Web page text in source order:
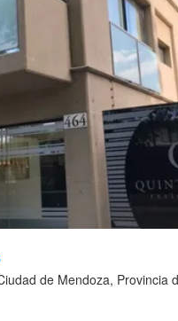
de Mendoza, Provincia